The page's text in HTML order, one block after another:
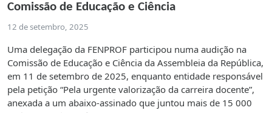
Comissão de Educação e Ciência
12 de setembro, 2025
Uma delegação da FENPROF participou numa audição na
Comissão de Educação e Ciência da Assembleia da República,
em 11 de setembro de 2025, enquanto entidade responsável
pela petição “Pela urgente valorização da carreira docente”,
anexada a um abaixo-assinado que juntou mais de 15 000